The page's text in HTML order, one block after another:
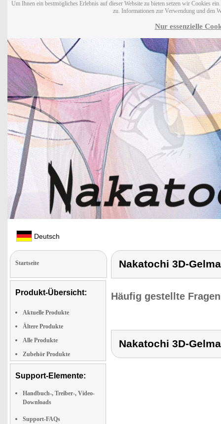
Um Ihnen ein bestmögliches Erlebnis auf dieser Website zu bieten setzen wir Cookies
zu. Informationen zur Verwendung und den
Nur essenzielle
Deutsch
Startseite
Produkt-Übersicht:
Aktuelle Produkte
Ältere Produkte
Alle Produkte
Zubehör Produkte
Support-Elemente:
Handbuch-, Treiber-, Video-
Downloads
Support-FAQs
Nakatochi 3D-
Häufig gestellte
Nakatochi 3D-